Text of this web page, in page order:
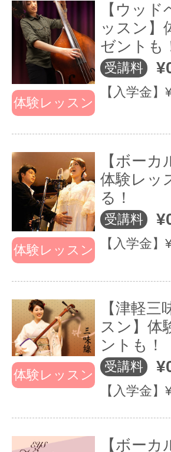
プロミュージシ
ャンによる迫力
ある生ライブ！
他では聴けない
生演奏に酔いし
れることができ
ます！
「新し
にして
VENT
折々の
がもり
ん！
初心者の方でも
安心です♪
お気軽にお申込
楽器や講師との
すす
一度
いき
楽譜
講師
体験
体験レッスン
【ウッ
ッスン】
ゼントも
受講料
【入学金
体験レッスン
【ボー
体験レッ
る！
受講料
【入学金
体験レッスン
【津軽
スン】体
ントも！
受講料
【入学金
【ボー